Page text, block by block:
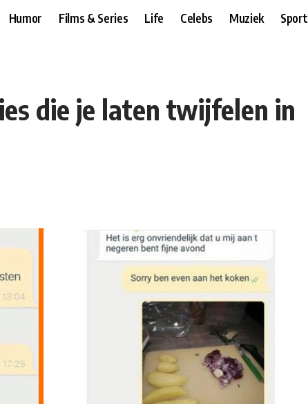
Humor Films & Series Life Celebs Muziek Sport
die je laten twijfelen in